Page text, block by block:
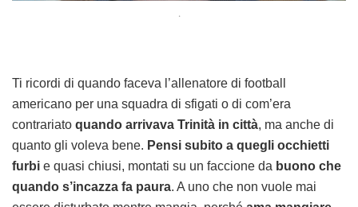
.
Ti ricordi di quando faceva l’allenatore di football
americano per una squadra di sfigati o di com’era
contrariato quando arrivava Trinità in città, ma anche di
quanto gli voleva bene. Pensi subito a quegli occhietti
furbi e quasi chiusi, montati su un faccione da buono che
quando s’incazza fa paura. A uno che non vuole mai